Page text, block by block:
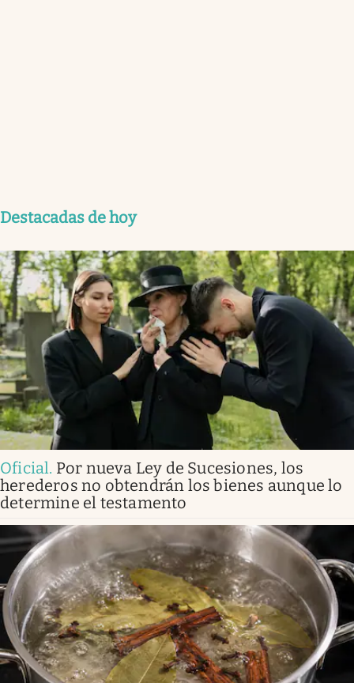
Destacadas de hoy
Oficial. Por nueva Ley de Sucesiones, los
herederos no obtendrán los bienes aunque lo
determine el testamento